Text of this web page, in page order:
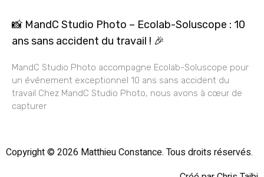
📸 MandC Studio Photo – Ecolab-Soluscope : 10
ans sans accident du travail ! 🎉
MandC Studio Photo accompagne Ecolab-Soluscope pour
un événement exceptionnel 10 ans sans accident du
travail Chez MandC Studio Photo, nous avons à cœur de
capturer
Copyright © 2026 Matthieu Constance. Tous droits réservés.